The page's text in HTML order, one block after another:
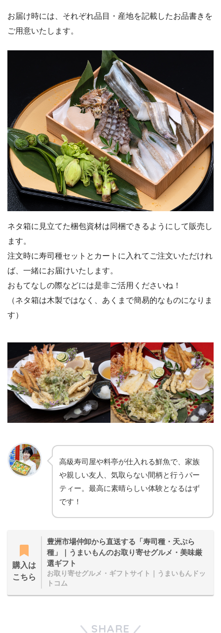
お届け時には、それぞれ品目・産地を記載したお品書きを
ご用意いたします。
ネタ箱に見立てた梱包資材は同梱できるようにして販売し
ます。
注文時に寿司種セットとカートに入れてご注文いただけれ
ば、一緒にお届けいたします。
おもてなしの際などには是非ご活用くださいね！
（ネタ箱は木製ではなく、あくまで簡易的なものになりま
す）
高級寿司屋や料亭が仕入れる鮮魚で、家族
や親しい友人、気取らない間柄と行うパー
ティー。最高に素晴らしい体験となるはず
です！
購入は
こちら
豊洲市場仲卸から直送する「寿司種・天ぷら
種」｜うまいもんのお取り寄せグルメ・美味厳
選ギフト
お取り寄せグルメ・ギフトサイト｜うまいもんドッ
トコム
SHARE